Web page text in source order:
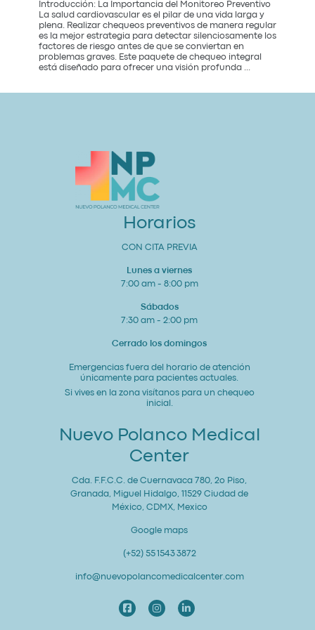
Introducción: La Importancia del Monitoreo Preventivo
La salud cardiovascular es el pilar de una vida larga y
plena. Realizar chequeos preventivos de manera regular
es la mejor estrategia para detectar silenciosamente los
factores de riesgo antes de que se conviertan en
problemas graves. Este paquete de chequeo integral
está diseñado para ofrecer una visión profunda ...
Horarios
CON CITA PREVIA
Lunes a viernes
7:00 am - 8:00 pm
Sábados
7:30 am - 2:00 pm
Cerrado los domingos
Emergencias fuera del horario de atención
únicamente para pacientes actuales.
Si vives en la zona visítanos para un chequeo
inicial.
Nuevo Polanco Medical
Center
Cda. F.F.C.C. de Cuernavaca 780, 2o Piso,
Granada, Miguel Hidalgo, 11529 Ciudad de
México, CDMX, Mexico
Google maps
(+52) 55 1543 3872
info@nuevopolancomedicalcenter.com